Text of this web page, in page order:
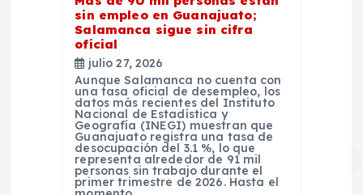
sin empleo en Guanajuato;
Salamanca sigue sin cifra
oficial
julio 27, 2026
Aunque Salamanca no cuenta con
una tasa oficial de desempleo, los
datos más recientes del Instituto
Nacional de Estadística y
Geografía (INEGI) muestran que
Guanajuato registra una tasa de
desocupación del 3.1 %, lo que
representa alrededor de 91 mil
personas sin trabajo durante el
primer trimestre de 2026. Hasta el